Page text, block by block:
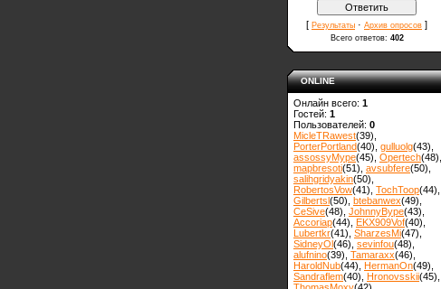
[ Результаты · Архив опросов ]
Всего ответов: 402
ONLINE
Онлайн всего: 1
Гостей: 1
Пользователей: 0
MicleTRawest(39)
PorterPortland(40) gulluolg(43)
assossyMype(45) Opertech(48)
mapbresoti(51) avsubfere(50)
salihgridyakin(50)
RobertosVow(41) TochToop(44)
Gilbertsl(50) btebanwex(49)
CeSive(48) JohnnyBype(43)
Accoriap(44) EKX909Vof(40)
Lubertkr(41) SharzesMi(47)
SidneyOl(46) sevinfou(48)
alufnino(39) Tamaraxx(46)
HaroldNub(44) HermanOn(49)
Sandraflem(40) Hronovsskii(45)